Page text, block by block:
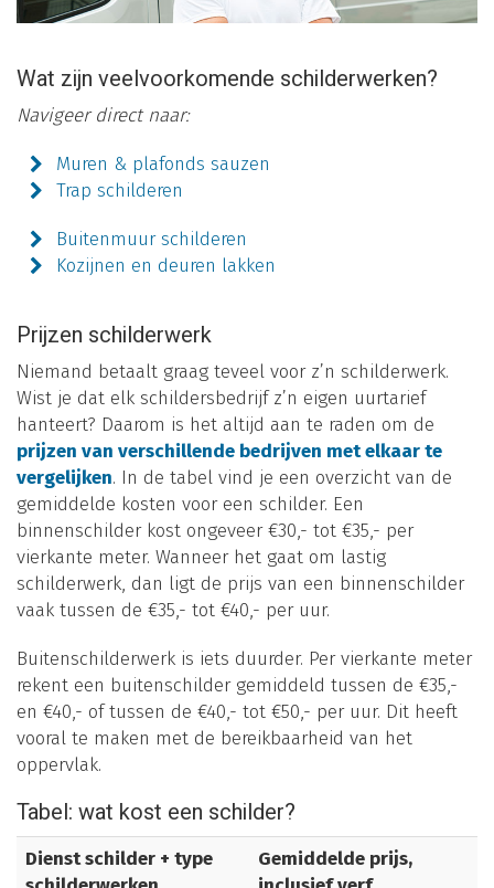
Wat zijn veelvoorkomende schilderwerken?
Navigeer direct naar:
Muren & plafonds sauzen
Trap schilderen
Buitenmuur schilderen
Kozijnen en deuren lakken
Prijzen schilderwerk
Niemand betaalt graag teveel voor z’n schilderwerk.
Wist je dat elk schildersbedrijf z’n eigen uurtarief
hanteert? Daarom is het altijd aan te raden om de
prijzen van verschillende bedrijven met elkaar te
vergelijken. In de tabel vind je een overzicht van de
gemiddelde kosten voor een schilder. Een
binnenschilder kost ongeveer €30,- tot €35,- per
vierkante meter. Wanneer het gaat om lastig
schilderwerk, dan ligt de prijs van een binnenschilder
vaak tussen de €35,- tot €40,- per uur.
Buitenschilderwerk is iets duurder. Per vierkante meter
rekent een buitenschilder gemiddeld tussen de €35,-
en €40,- of tussen de €40,- tot €50,- per uur. Dit heeft
vooral te maken met de bereikbaarheid van het
oppervlak.
Tabel: wat kost een schilder?
Dienst schilder + type
Gemiddelde prijs,